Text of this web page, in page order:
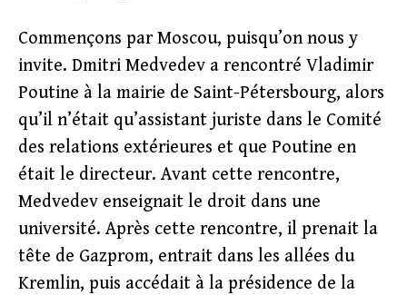
Commençons par Moscou, puisqu’on nous y
invite. Dmitri Medvedev a rencontré Vladimir
Poutine à la mairie de Saint-Pétersbourg, alors
qu’il n’était qu’assistant juriste dans le Comité
des relations extérieures et que Poutine en
était le directeur. Avant cette rencontre,
Medvedev enseignait le droit dans une
université. Après cette rencontre, il prenait la
tête de Gazprom, entrait dans les allées du
Kremlin, puis accédait à la présidence de la